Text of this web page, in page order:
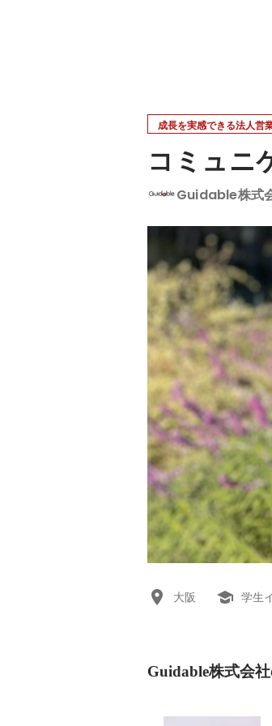
成長を実感できる法人営
コミュニ
Guidable株式
大阪 学生
Guidable株式会